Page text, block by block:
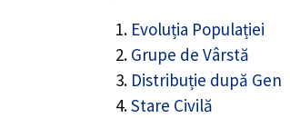
Evoluția Populației
Grupe de Vârstă
Distribuție după Gen
Stare Civilă